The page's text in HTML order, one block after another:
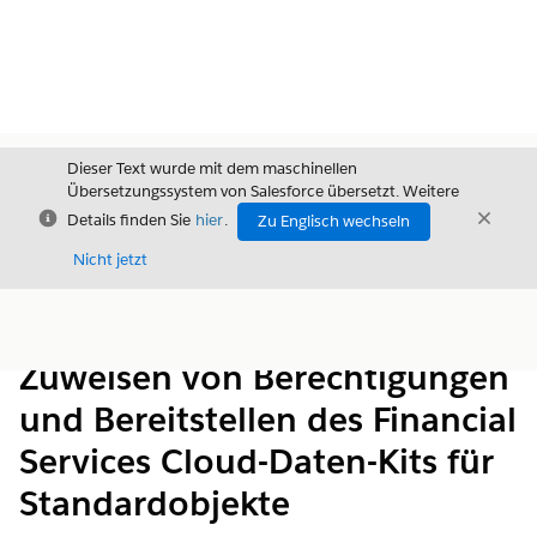
Schließen
Dieser Text wurde mit dem maschinellen
Übersetzungssystem von Salesforce übersetzt. Weitere
Details finden Sie hier.
Zu Englisch wechseln
Nicht jetzt
Zuweisen von Berechtigungen
und Bereitstellen des Financial
Services Cloud-Daten-Kits für
Standardobjekte